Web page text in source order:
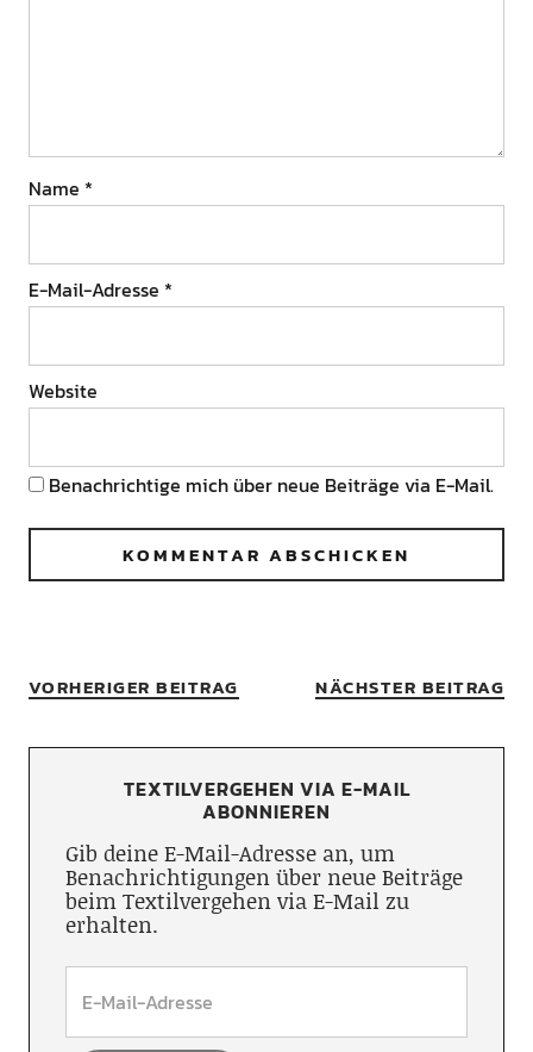
Name *
E-Mail-Adresse *
Website
Benachrichtige mich über neue Beiträge via E-Mail.
VORHERIGER BEITRAG NÄCHSTER BEITRAG
TEXTILVERGEHEN VIA E-MAIL
ABONNIEREN
Gib deine E-Mail-Adresse an, um
Benachrichtigungen über neue Beiträge
beim Textilvergehen via E-Mail zu
erhalten.